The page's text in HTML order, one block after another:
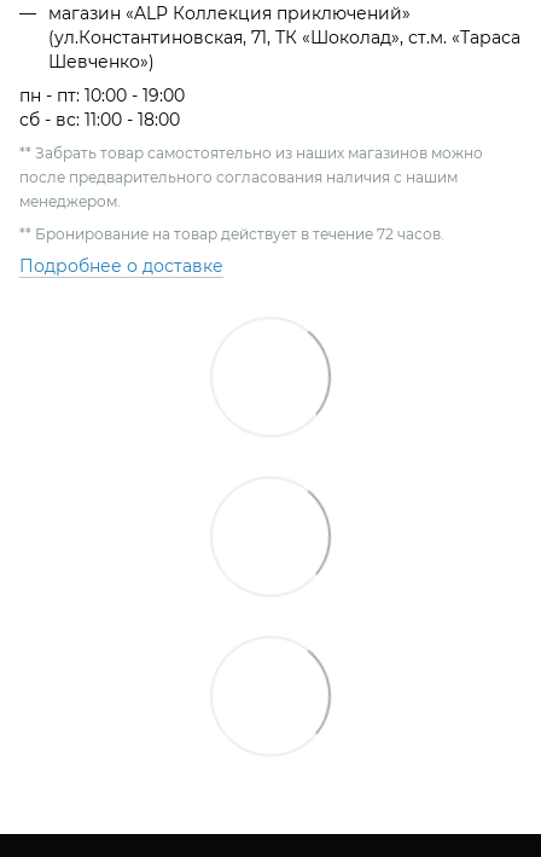
магазин «ALP Коллекция приключений»
(ул.Константиновская, 71, ТК «Шоколад», ст.м. «Тараса
Шевченко»)
пн - пт: 10:00 - 19:00
сб - вс: 11:00 - 18:00
** Забрать товар самостоятельно из наших магазинов можно
после предварительного согласования наличия с нашим
менеджером.
** Бронирование на товар действует в течение 72 часов.
Подробнее о доставке